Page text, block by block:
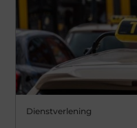
Dienstverlening